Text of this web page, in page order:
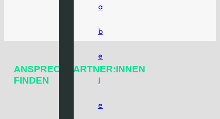
a
b
e
l
e
ANSPRECHPARTNER:INNEN
FINDEN